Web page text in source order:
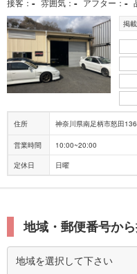
掲
住所 神奈川県南足柄市怒田
営業時間 10:00~20:00
定休日 日曜
地域・郵便番号か